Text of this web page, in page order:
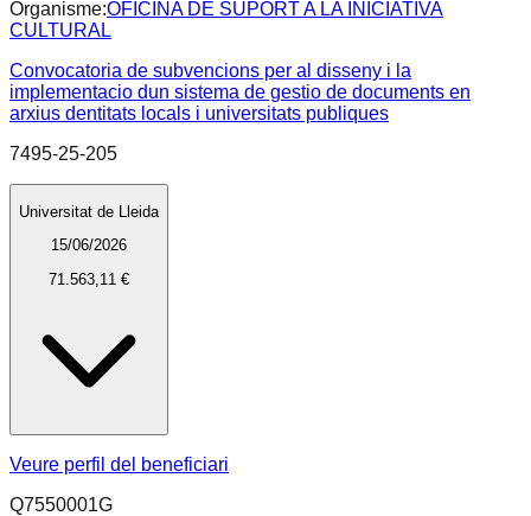
Organisme:OFICINA DE SUPORT A LA INICIATIVA
CULTURAL
Convocatoria de subvencions per al disseny i la
implementacio dun sistema de gestio de documents en
arxius dentitats locals i universitats publiques
7495-25-205
Universitat de Lleida
15/06/2026
71.563,11 €
Veure perfil del beneficiari
Q7550001G